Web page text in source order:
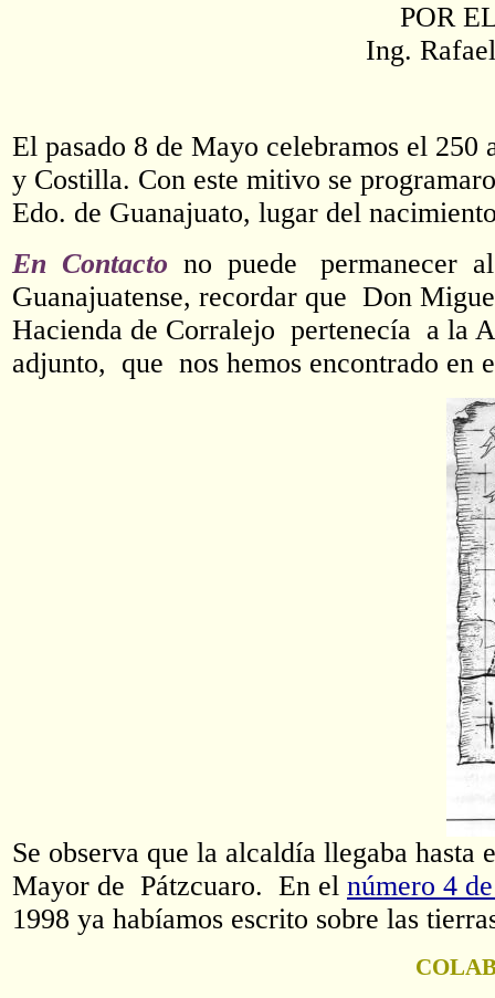
POR
Ing.
El pasado 8 de Mayo celebramos el
y Costilla. Con este mitivo se
Edo. de Guanajuato, lugar del
En Contacto no puede permanecer
Guanajuatense, recordar que Don
Hacienda de Corralejo pertenecía a la
adjunto, que nos hemos encontrado
Se observa que la alcaldía llegaba
Mayor de Pátzcuaro. En el número 4
1998 ya habíamos escrito sobre las